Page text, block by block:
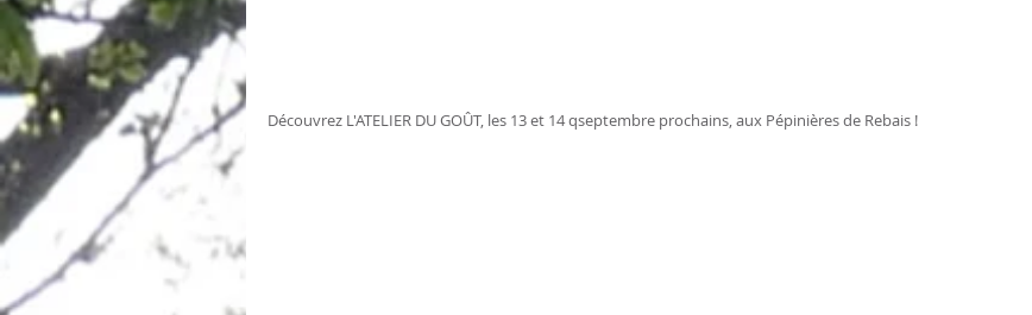
Découvrez L'ATELIER DU GOÛT, les 13 et 14 qseptembre prochains, aux Pépinières de Rebais !